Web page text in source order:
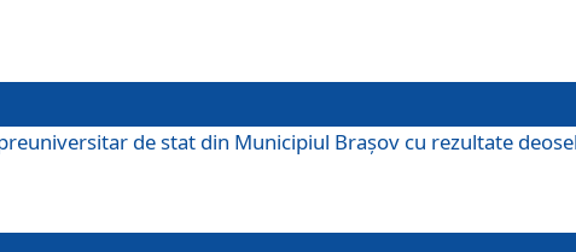
de stat din Municipiul Brașov cu rezultate